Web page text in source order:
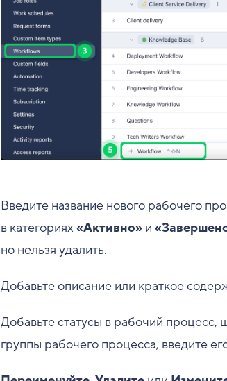
Введите название нового рабочего
в категориях «Активно»и
но нельзя удалить.
Добавьте описание или краткое
Добавьте статусы в рабочий процесс,
группы рабочего процесса, введите